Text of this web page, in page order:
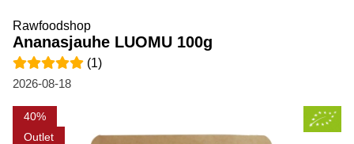
Rawfoodshop
Ananasjauhe LUOMU 100g
Keskiarvoluokitus 5 / 5 Arvioiden määrä 1
(1)
2026-08-18
40
Outlet
Tuotekuvat Ananasjauhe LUOMU 100g